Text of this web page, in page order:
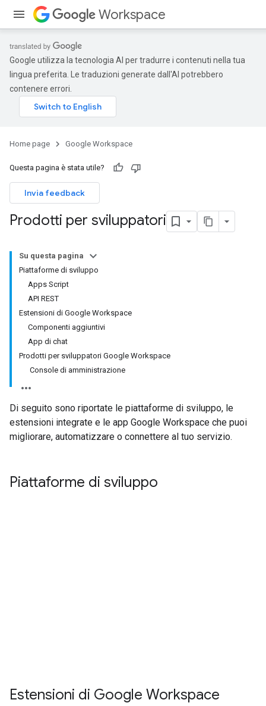
Workspace
Google utilizza la tecnologia AI per tradurre i contenuti nella tua
lingua preferita. Le traduzioni generate dall'AI potrebbero
contenere errori.
Home page Google Workspace
Questa pagina è stata utile?
Invia feedback
Prodotti per sviluppatori
Su questa pagina
Piattaforme di sviluppo
Apps Script
API REST
Estensioni di Google Workspace
Componenti aggiuntivi
App di chat
Prodotti per sviluppatori Google Workspace
Console di amministrazione
Di seguito sono riportate le piattaforme di sviluppo, le
estensioni integrate e le app Google Workspace che puoi
migliorare, automatizzare o connettere al tuo servizio.
Piattaforme di sviluppo
Estensioni di Google Workspace